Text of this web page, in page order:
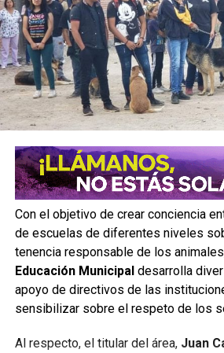
Con el objetivo de crear conciencia
de escuelas de diferentes niveles
tenencia responsable de los
Educación Municipal desarrolla
apoyo de directivos de las
sensibilizar sobre el respeto de los
Al respecto, el titular del área, Juan